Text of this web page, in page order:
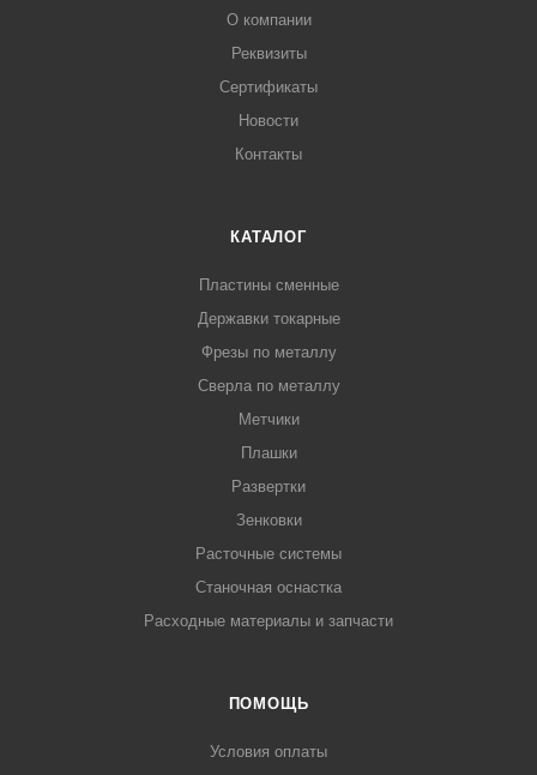
О компании
Реквизиты
Сертификаты
Новости
Контакты
КАТАЛОГ
Пластины сменные
Державки токарные
Фрезы по металлу
Сверла по металлу
Метчики
Плашки
Развертки
Зенковки
Расточные системы
Станочная оснастка
Расходные материалы и запчасти
ПОМОЩЬ
Условия оплаты